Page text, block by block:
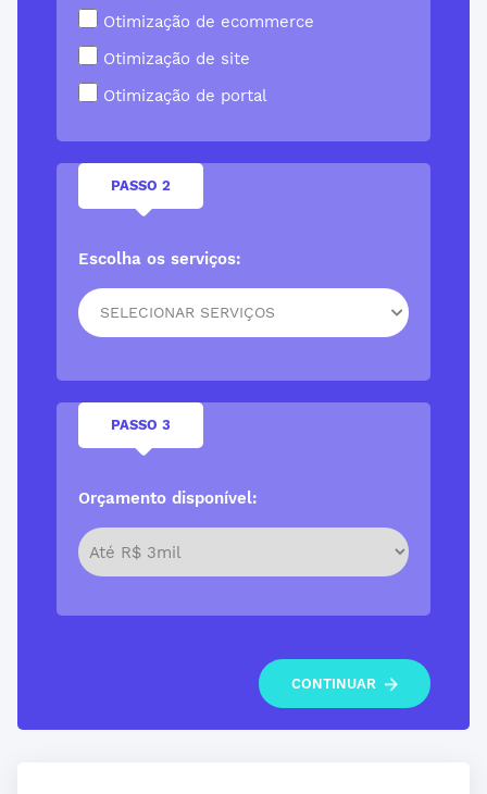
Otimização de ecommerce
Otimização de site
Otimização de portal
PASSO 2
Escolha os serviços:
SELECIONAR SERVIÇOS
PASSO 3
Orçamento disponível:
CONTINUAR